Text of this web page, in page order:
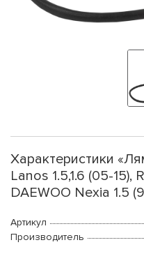
Характеристики
Lanos 1.5,1.6 (05-15),
DAEWOO Nexia 1.5
Артикул
Производитель